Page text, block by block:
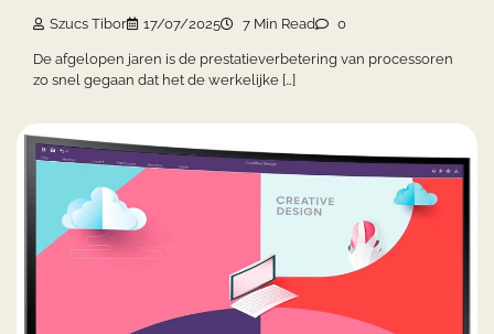
Szucs Tibor 17/07/2025 7 Min Read 0
De afgelopen jaren is de prestatieverbetering van processoren
zo snel gegaan dat het de werkelijke […]